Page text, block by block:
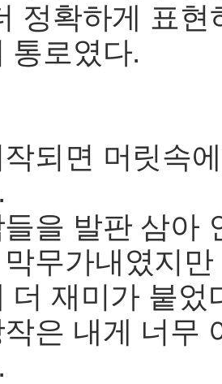
정확하게 표
통로였다.
되면 머릿속
을 발판 삼아
무가내였지
더 재미가 붙었
은 내게 너무